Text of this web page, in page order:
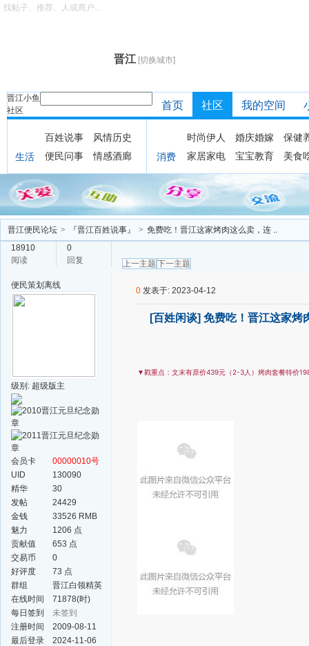
晋江 [切换城市]
晋江小鱼
社区
找帖子、推荐、人或商户...
首页 社区 我的空间
生活
百姓说事
风情历史
便民问事
情感酒廊 消费
时尚伊人 婚庆婚嫁
保健
家居家电
宝宝教育 美食
晋江便民论坛 > 『晋江百姓说事』 > 免费吃！晋江这家烤肉这么卖，连 ..
18910
阅读
0
回复
上一主题 下一主题
便民策划 离线
级别: 超级版主
会员卡
00000010号
UID
130090
精华
30
发帖
24429
金钱
33526 RMB
魅力
1206 点
贡献值
653 点
交易币
0
好评度
73 点
群组
晋江白领精英
群
在线时间
71878(时)
每日签到
未签到
注册时间
2009-08-11
最后登录
2024-11-06
0 发表于: 2023-04-12
[百姓闲谈] 免费吃！晋江这家烤
​▼戳重点：文末有原价439元（2-3人）烤肉套餐特价